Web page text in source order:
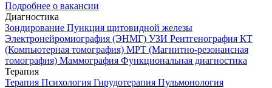
Подробнее о вакансии
Диагностика
Зондирование Пункция щитовидной железы
Электронейромиография (ЭНМГ) УЗИ Рентгенография КТ
(Компьютерная томография) МРТ (Магнитно-резонансная
томография) Маммография Функциональная диагностика
Терапия
Терапия Психология Гирудотерапия Пульмонология